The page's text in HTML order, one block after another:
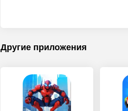
Другие приложения